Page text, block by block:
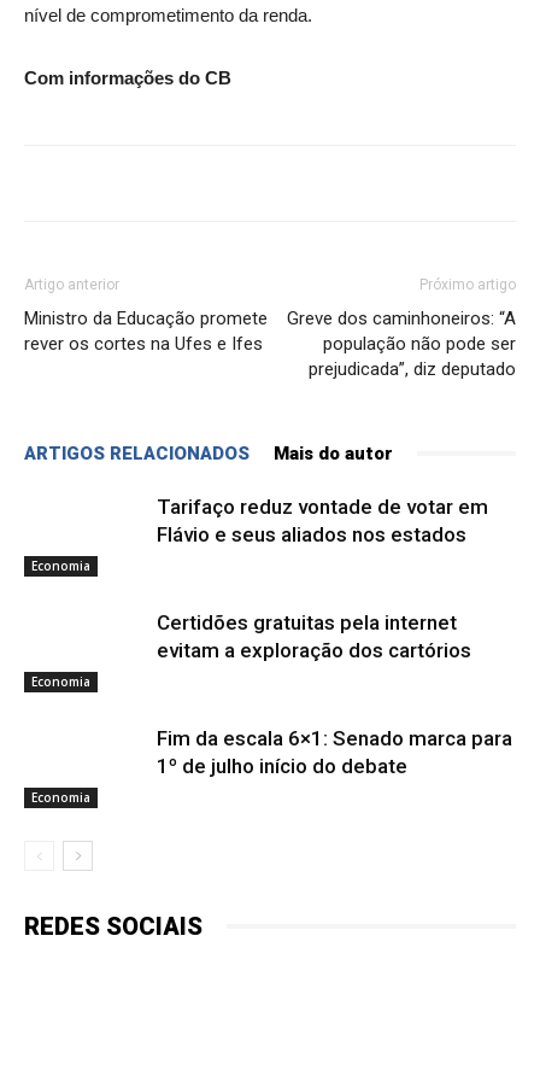
nível de comprometimento da renda.
Com informações do CB
Artigo anterior
Ministro da Educação promete
rever os cortes na Ufes e Ifes
Próximo artigo
Greve dos caminhoneiros: “A
população não pode ser
prejudicada”, diz deputado
ARTIGOS RELACIONADOS Mais do autor
Economia
Tarifaço reduz vontade de votar em
Flávio e seus aliados nos estados
Economia
Certidões gratuitas pela internet
evitam a exploração dos cartórios
Economia
Fim da escala 6×1: Senado marca para
1º de julho início do debate
REDES SOCIAIS